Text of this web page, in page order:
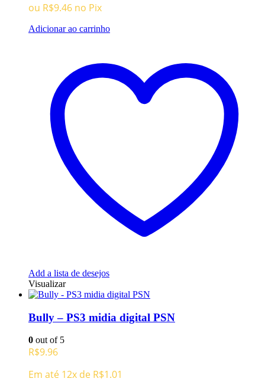
ou R$9.46 no Pix
Adicionar ao carrinho
Add a lista de desejos
Visualizar
Bully – PS3 midia digital PSN
0 out of 5
R$9.96
Em até 12x de R$1.01